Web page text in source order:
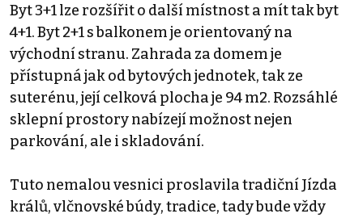
Byt 3+1 lze rozšířit o další místnost a mít tak byt
4+1. Byt 2+1 s balkonem je orientovaný na
východní stranu. Zahrada za domem je
přístupná jak od bytových jednotek, tak ze
suterénu, její celková plocha je 94 m2. Rozsáhlé
sklepní prostory nabízejí možnost nejen
parkování, ale i skladování.
Tuto nemalou vesnici proslavila tradiční Jízda
králů, vlčnovské búdy, tradice, tady bude vždy